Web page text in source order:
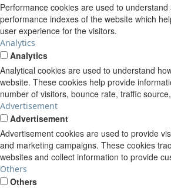
Performance cookies are used to
performance indexes of the website which
user experience for the visitors.
Analytics
Analytics
Analytical cookies are used to understand
website. These cookies help provide
number of visitors, bounce rate, traffic
Advertisement
Advertisement
Advertisement cookies are used to provide
and marketing campaigns. These cookies
websites and collect information to provide
Others
Others